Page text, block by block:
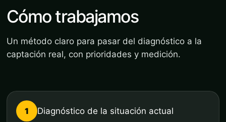
Cómo trabajamos
Un método claro para pasar del diagnóstico a la
captación real, con prioridades y medición.
1 Diagnóstico de la situación actual